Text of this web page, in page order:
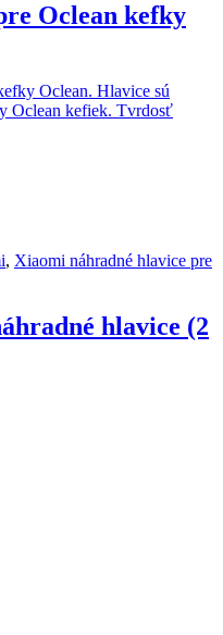
Oclean kefky
Oclean. Hlavice sú
Oclean kefiek. Tvrdosť
, Xiaomi náhradné hlavice pre
hlavice (2